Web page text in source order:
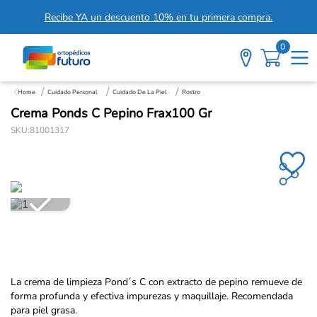
Recibe YA un descuento 10% en tu primera compra.
0
Cuidado Personal Cuidado De La Piel Rostro
Crema Ponds C Pepino Frax100 Gr
SKU:81001317
La crema de limpieza Pond´s C con extracto de pepino remueve de
forma profunda y efectiva impurezas y maquillaje. Recomendada
para piel grasa.